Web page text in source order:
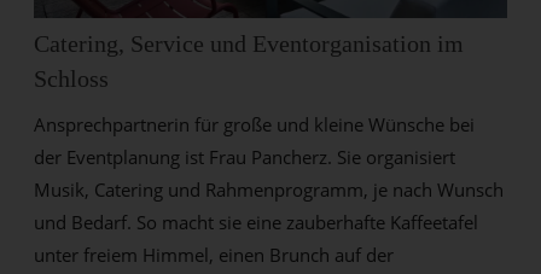
Catering, Service und Eventorganisation im
Schloss
Ansprechpartnerin für große und kleine Wünsche bei
der Eventplanung ist Frau Pancherz. Sie organisiert
Musik, Catering und Rahmenprogramm, je nach Wunsch
und Bedarf. So macht sie eine zauberhafte Kaffeetafel
unter freiem Himmel, einen Brunch auf der